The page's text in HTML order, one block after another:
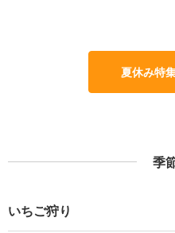
夏休み特
季
いちご狩り